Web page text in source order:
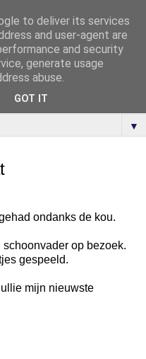
▼
ondanks de kou.
op bezoek.
gespeeld.
mijn nieuwste
to deliver its services
and user-agent are
and security
generate usage
abuse.
GOT IT